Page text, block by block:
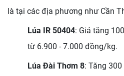
là tại các địa phương như Cần
Lúa IR 50404: Giá tăng
từ 6.900 - 7.000 đồng/kg.
Lúa Đài Thơm 8: Tăng